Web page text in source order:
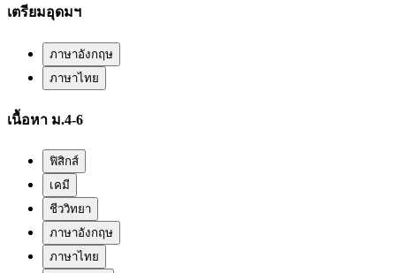
เตรียมอุดมฯ
ภาษาอังกฤษ
ภาษาไทย
เนื้อหา ม.4-6
ฟิสิกส์
เคมี
ชีววิทยา
ภาษาอังกฤษ
ภาษาไทย